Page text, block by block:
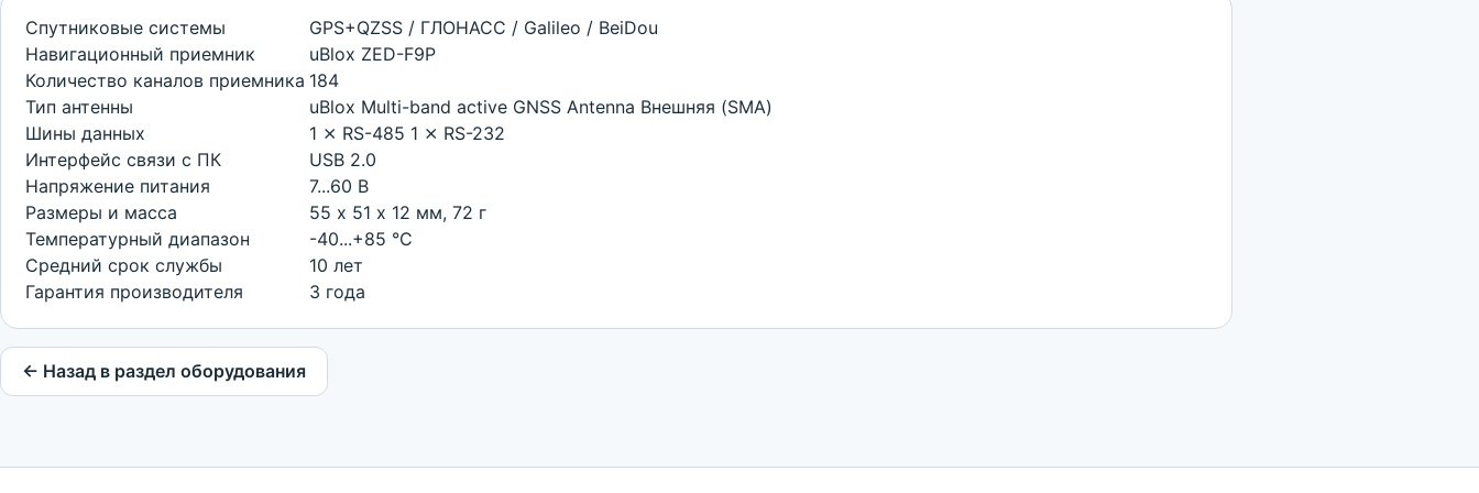
Спутниковые системы
GPS+QZSS / ГЛОНАСС / Galileo / BeiDou
Навигационный приемник
uBlox ZED-F9P
Количество каналов приемника 184
Тип антенны
uBlox Multi-band active GNSS Antenna Внешняя (SMA)
Шины данных
1 ⨯ RS-485 1 ⨯ RS-232
Интерфейс связи с ПК
USB 2.0
Напряжение питания
7...60 В
Размеры и масса
55 х 51 х 12 мм, 72 г
Температурный диапазон
-40...+85 °С
Средний срок службы
10 лет
Гарантия производителя
3 года
← Назад в раздел оборудования